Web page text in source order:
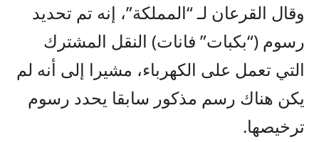
وقال القرعان لـ “المملكة”، إنه تم تحديد
رسوم (“بكبات” فانات) النقل المشترك
التي تعمل على الكهرباء، مشيرا إلى أنه لم
يكن هناك رسم مذكور سابقا يحدد رسوم
ترخيصها.